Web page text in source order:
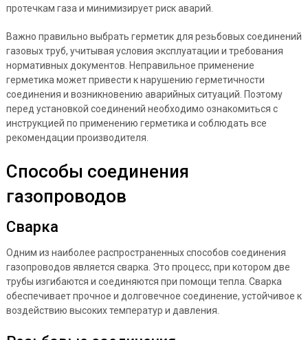
протечкам газа и минимизирует риск аварий.
Важно правильно выбрать герметик для резьбовых соединений
газовых труб, учитывая условия эксплуатации и требования
нормативных документов. Неправильное применение
герметика может привести к нарушению герметичности
соединения и возникновению аварийных ситуаций. Поэтому
перед установкой соединений необходимо ознакомиться с
инструкцией по применению герметика и соблюдать все
рекомендации производителя.
Способы соединения
газопроводов
Сварка
Одним из наиболее распространенных способов соединения
газопроводов является сварка. Это процесс, при котором две
трубы изгибаются и соединяются при помощи тепла. Сварка
обеспечивает прочное и долговечное соединение, устойчивое к
воздействию высоких температур и давления.